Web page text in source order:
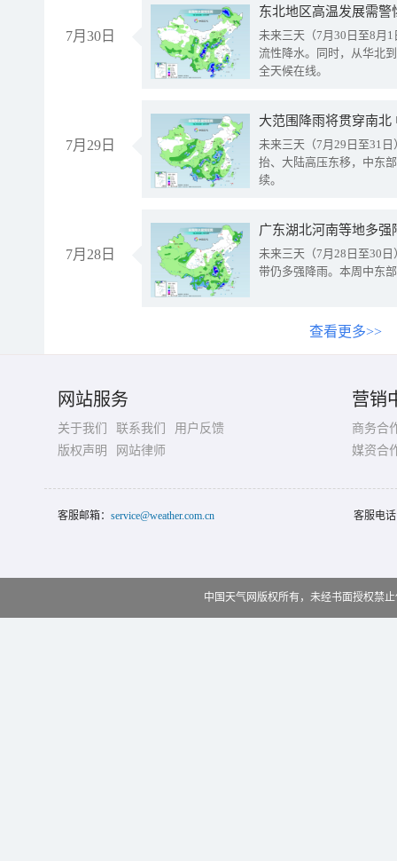
7月30日
东北地区高温发展需
未来三天（7月30日至8月
流性降水。同时，从华北
全天候在线。
7月29日
大范围降雨将贯穿南
未来三天（7月29日至31
抬、大陆高压东移，中东
续。
7月28日
广东湖北河南等地多
未来三天（7月28日至30
带仍多强降雨。本周中东
查看更多>>
网站服务
关于我们 联系我们
用户反馈
版权声明
网站律师
营销
商务合
媒资合
客服邮箱： service@weather.com.cn 客服电
中国天气网版权所有，未经书面授权